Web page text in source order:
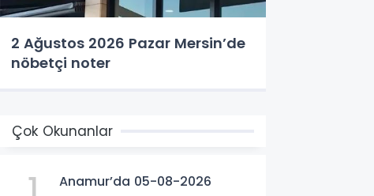
2 Ağustos 2026 Pazar Mersin’de
nöbetçi noter
Çok Okunanlar
Anamur’da 05-08-2026